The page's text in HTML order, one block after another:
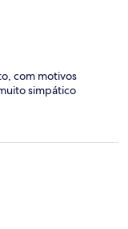
com motivos
simpático